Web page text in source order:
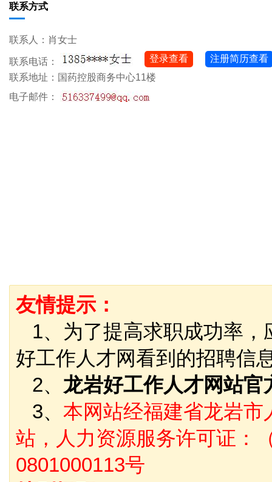
联系方式
联系人：肖女士
联系电话： 登录查看
注册简历查看
联系地址：国药控股商务中心11楼
电子邮件：
友情提示：
1、为了提高求职成功率，
好工作人才网看到的招聘信
2、 龙岩好工作人才网站
3、 本网站经福建省龙岩
站，人力资源服务许可证：
0801000113号